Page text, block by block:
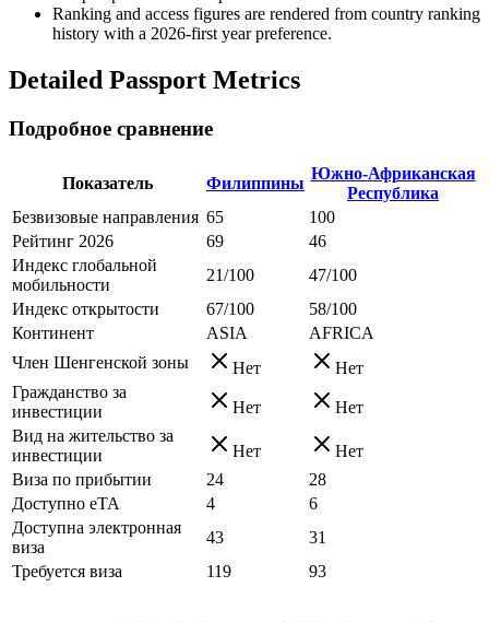
Ranking and access figures are rendered from country ranking
history with a 2026-first year preference.
Detailed Passport Metrics
Подробное сравнение
Показатель Филиппины
Южно-Африканская
Республика
Безвизовые направления 65
100
Рейтинг 2026
69
46
Индекс глобальной
мобильности
21/100
47/100
Индекс открытости
67/100
58/100
Континент
ASIA
AFRICA
Член Шенгенской зоны
Нет
Нет
Гражданство за
инвестиции
Нет
Нет
Вид на жительство за
инвестиции
Нет
Нет
Виза по прибытии
24
28
Доступно eTA
4
6
Доступна электронная
виза
43
31
Требуется виза
119 93